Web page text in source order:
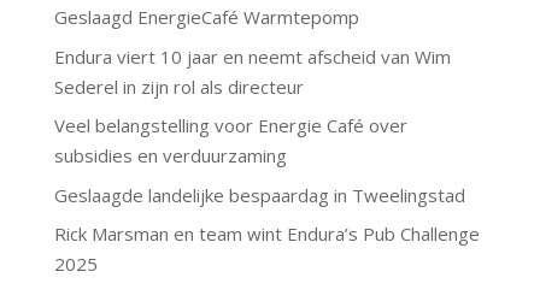
Geslaagd EnergieCafé Warmtepomp
Endura viert 10 jaar en neemt afscheid van Wim
Sederel in zijn rol als directeur
Veel belangstelling voor Energie Café over
subsidies en verduurzaming
Geslaagde landelijke bespaardag in Tweelingstad
Rick Marsman en team wint Endura’s Pub Challenge
2025